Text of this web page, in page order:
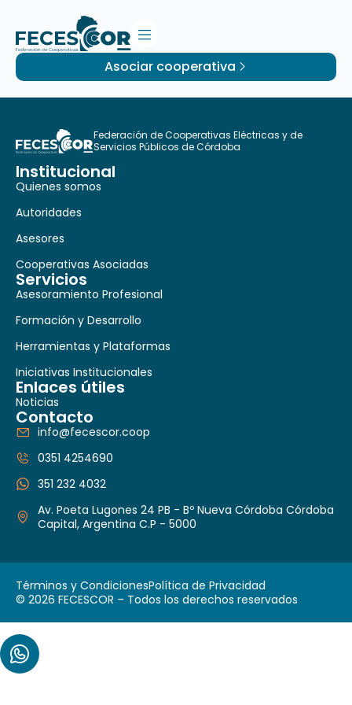
Asociar cooperativa
Federación de Cooperativas Eléctricas y de
Servicios Públicos de Córdoba
Institucional
Quienes somos
Autoridades
Asesores
Cooperativas Asociadas
Servicios
Asesoramiento Profesional
Formación y Desarrollo
Herramientas y Plataformas
Iniciativas Institucionales
Enlaces útiles
Noticias
Contacto
info@fecescor.coop
0351 4254690
351 232 4032
Av. Poeta Lugones 24 PB - Bº Nueva Córdoba Córdoba
Capital, Argentina C.P - 5000
© 2026 FECESCOR – Todos los derechos reservados
Términos y CondicionesPolítica de Privacidad